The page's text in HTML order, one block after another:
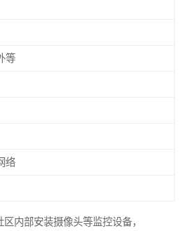
等
络
内部安装摄像头等监控设备，